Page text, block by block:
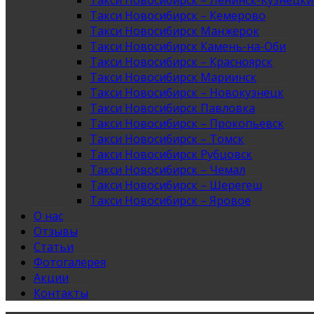
Такси Новосибирск – Кемерово
Такси Новосибирск Манжерок
Такси Новосибирск Камень-на-Оби
Такси Новосибирск – Красноярск
Такси Новосибирск Мариинск
Такси Новосибирск – Новокузнецк
Такси Новосибирск Павловка
Такси Новосибирск – Прокопьевск
Такси Новосибирск – Томск
Такси Новосибирск Рубцовск
Такси Новосибирск – Чемал
Такси Новосибирск – Шерегеш
Такси Новосибирск – Яровое
О нас
Отзывы
Статьи
Фотогалерея
Акции
Контакты